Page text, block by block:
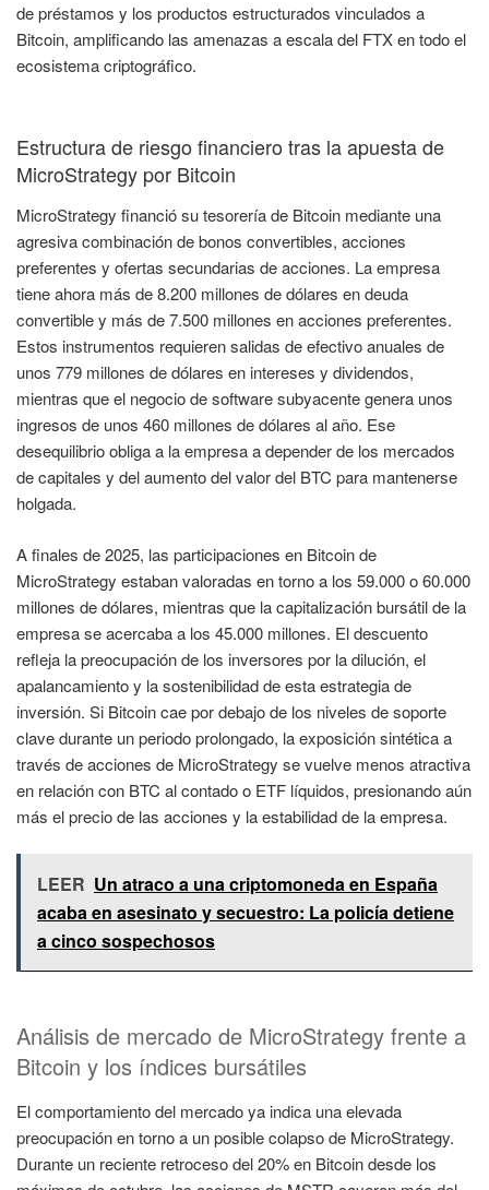
de préstamos y los productos estructurados vinculados a
Bitcoin, amplificando las amenazas a escala del FTX en todo el
ecosistema criptográfico.
Estructura de riesgo financiero tras la apuesta de
MicroStrategy por Bitcoin
MicroStrategy financió su tesorería de Bitcoin mediante una
agresiva combinación de bonos convertibles, acciones
preferentes y ofertas secundarias de acciones. La empresa
tiene ahora más de 8.200 millones de dólares en deuda
convertible y más de 7.500 millones en acciones preferentes.
Estos instrumentos requieren salidas de efectivo anuales de
unos 779 millones de dólares en intereses y dividendos,
mientras que el negocio de software subyacente genera unos
ingresos de unos 460 millones de dólares al año. Ese
desequilibrio obliga a la empresa a depender de los mercados
de capitales y del aumento del valor del BTC para mantenerse
holgada.
A finales de 2025, las participaciones en Bitcoin de
MicroStrategy estaban valoradas en torno a los 59.000 o 60.000
millones de dólares, mientras que la capitalización bursátil de la
empresa se acercaba a los 45.000 millones. El descuento
refleja la preocupación de los inversores por la dilución, el
apalancamiento y la sostenibilidad de esta estrategia de
inversión. Si Bitcoin cae por debajo de los niveles de soporte
clave durante un periodo prolongado, la exposición sintética a
través de acciones de MicroStrategy se vuelve menos atractiva
en relación con BTC al contado o ETF líquidos, presionando aún
más el precio de las acciones y la estabilidad de la empresa.
LEER Un atraco a una criptomoneda en España
acaba en asesinato y secuestro: La policía detiene
a cinco sospechosos
Análisis de mercado de MicroStrategy frente a
Bitcoin y los índices bursátiles
El comportamiento del mercado ya indica una elevada
preocupación en torno a un posible colapso de MicroStrategy.
Durante un reciente retroceso del 20% en Bitcoin desde los